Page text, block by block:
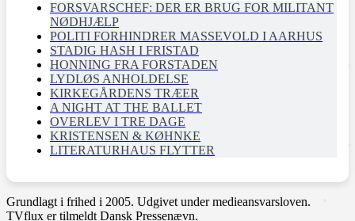
FORSVARSCHEF: DER ER BRUG FOR MILITANT
NØDHJÆLP
POLITI FORHINDRER MASSEVOLD I AARHUS
STADIG HASH I FRISTAD
HONNING FRA FORSTADEN
LYDLØS ANHOLDELSE
KIRKEGÅRDENS TRÆER
A NIGHT AT THE BALLET
OVERLEV I TRE DAGE
KRISTENSEN & KØHNKE
LITERATURHAUS FLYTTER
Grundlagt i frihed i 2005. Udgivet under medieansvarsloven.
TVflux er tilmeldt Dansk Pressenævn.